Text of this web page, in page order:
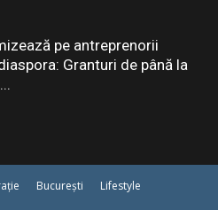
pe antreprenorii
Granturi de până la
București Lifestyle